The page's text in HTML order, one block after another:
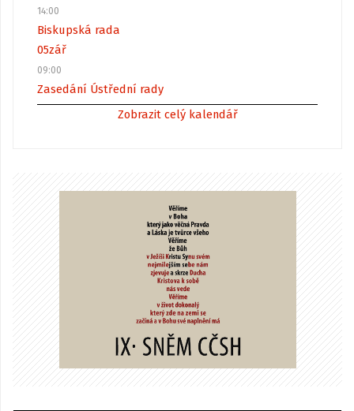
14:00
Biskupská rada
05zář
09:00
Zasedání Ústřední rady
Zobrazit celý kalendář